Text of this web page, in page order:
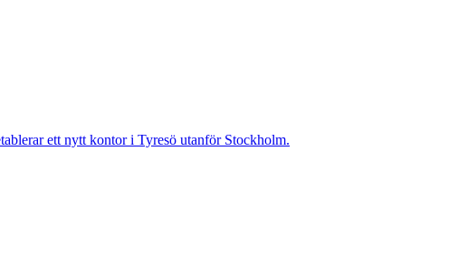
ett nytt kontor i Tyresö utanför Stockholm.